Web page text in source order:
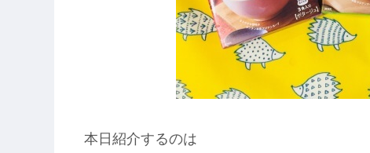
本日紹介するのは